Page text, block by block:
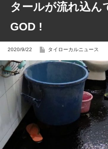
タールが流れ込
GOD !
2020/9/22 タイローカルニュース